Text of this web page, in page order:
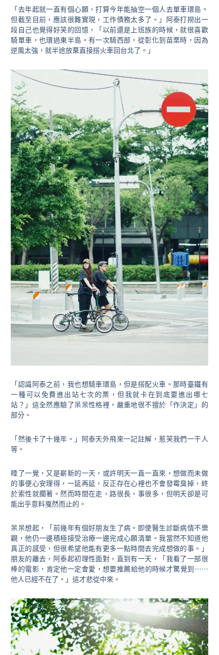
「去年起就一直有個心願，打算今年能抽空一個人去單車環島。
但截至目前，應該很難實現，工作債務太多了。」阿泰打撈出一
段自己也覺得好笑的回憶，「以前還是上班族的時候，就很喜歡
騎單車，也環過東半島。有一次騎西部，從彰化到苗栗時，因為
逆風太強，就半途放棄直接搭火車回台北了。」
「認識阿泰之前，我也想騎車環島，但是搭配火車。那時臺鐵有
一種可以免費進出站七次的票，但我就卡在到底要進出哪七
站？」這全然應驗了呆呆性格裡，嚴重地很不擅於「作決定」的
部分。
「然後卡了十幾年。」阿泰天外飛來一記註解，惹笑我們一干人
等。
睡了一覺，又是嶄新的一天，或許明天一直一直來，想做而未做
的事便心安理得，一延再延，反正存在心裡也不會發霉臭掉，終
於索性就擱著。然而時間在走，路很長，事很多，但明天卻是可
能出乎意料戛然而止的。
呆呆想起，「前幾年有個好朋友生了病。即使醫生診斷病情不樂
觀，他仍一邊積極接受治療一邊完成心願清單。我當然不知道他
真正的感受，但很希望他能有更多一點時間去完成想做的事。」
朋友的離去，阿泰起初理性面對，直到有一天，「我看了一部很
棒的電影，肯定他一定會愛，想要推薦給他的時候才驚覺到⋯⋯
他人已經不在了。」這才悲從中來。